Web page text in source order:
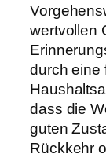
wertvollen
durch eine
dass die
guten
Rückkehr